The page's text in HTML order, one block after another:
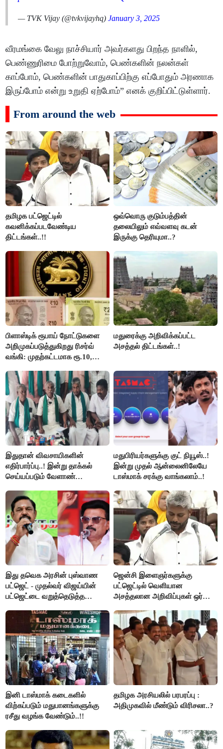
— TVK Vijay (@tvkvijayhq)January 3, 2025
வீரமங்கை வேலு நாச்சியார் அவர்களது பிறந்த நாளில்,
பெண்ணுரிமை போற்றுவோம், பெண்களின் நலன்கள்
காப்போம், பெண்களின் பாதுகாப்பிற்கு எப்போதும் அரணாக
இருப்போம் என்று உறுதி ஏற்போம்” எனக் குறிப்பிட்டுள்ளார்.
From around the web
தமிழக பட்ஜெட்டில்
கவனிக்கப்படவேண்டிய
திட்டங்கள்..!!
ஒவ்வொரு குடும்பத்தின்
தலையிலும் எவ்வளவு கடன்
இருக்கு தெரியுமா..?
பிளாஸ்டிக் ரூபாய் நோட்டுகளை
அறிமுகப்படுத்துகிறது ரிசர்வ்
வங்கி: முதற்கட்டமாக ரூ.10,
மதுரைக்கு அறிவிக்கப்பட்ட
அசத்தல் திட்டங்கள்..!
இதுதான் விவசாயிகளின்
எதிர்பார்ப்பு..! இன்று தாக்கல்
செய்யப்படும் வேளாண்
கோரிக்கை!
மதுபிரியர்களுக்கு குட் நியூஸ்..!
இன்று முதல் ஆன்லைனிலேயே
டாஸ்மாக் சரக்கு வாங்கலாம்..!
இது தவெக அரசின் புஸ்வாண
பட்ஜெட் - முதல்வர் விஜய்யின்
பட்ஜெட்டை வறுத்தெடுத்த
ஜென்சி இளைஞர்களுக்கு
பட்ஜெட்டில் வெளியான
அசத்தலான அறிவிப்புகள் ஒர்
இனி டாஸ்மாக் கடைகளில்
விற்கப்படும் மதுபானங்களுக்கு
ரசீது வழங்க வேண்டும்..!!
தமிழக அரசியலில் பரபரப்பு :
அதிமுகவில் மீண்டும் விரிசலா..?